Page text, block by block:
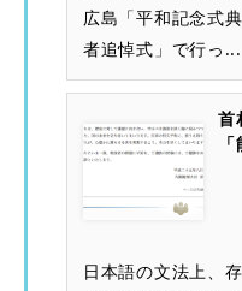
広島「平和記念式
者追悼式」で行っ...
首
日本語の文法上、